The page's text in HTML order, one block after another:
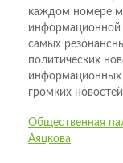
каждом номере
информационной
самых
политических
информационных
громких
Общественная
Аяцкова